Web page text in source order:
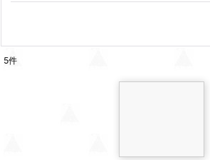
5件